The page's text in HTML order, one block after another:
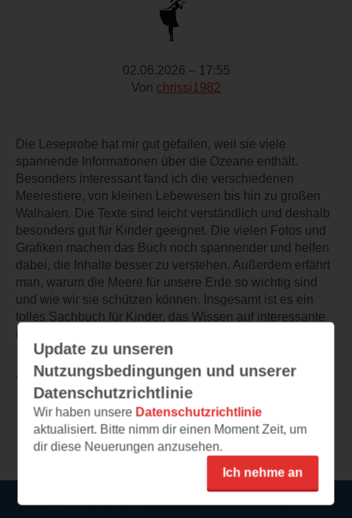
02.06.2026 – 17:55
Von chrissi1982
Die Leseprobe hat mir gut gefallen, weil sie viele
spannende Informationen über die Ozeane enthält.
Besonders interessant fand ich die verschiedenen
Meerestiere, von kleinen Lebewesen bis hin zu großen
Walhaien. Die Texte sind leicht verständlich und deshalb
besonders gut für Kinder geeignet. Die vielen Fotos und
Grafiken machen das Buch noch spannender und helfen
dabei, die Inhalte besser zu verstehen. Außerdem erfährt
man, warum die Meere für unsere Erde so wichtig sind
und wie wir sie schützen können. Insgesamt ist es ein
tolles Sachbuch für Kinder, das Wissen auf interessante
und verständliche Weise vermittelt.
TEILEN
Weitere Leseeindrücke
Update zu unseren
Nutzungsbedingungen und unserer
Datenschutzrichtlinie
Wir haben unsere Datenschutzrichtlinie
aktualisiert. Bitte nimm dir einen Moment Zeit, um
dir diese Neuerungen anzusehen.
Ich nehme an